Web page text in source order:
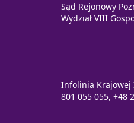
Sąd Rejonowy
Wydział VIII
Infolinia Krajowej
801 055 055, +48